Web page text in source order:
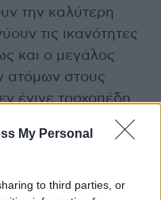
My Personal
to third parties, or
την καλύτερη
τις ικανότητες
και ο μεγάλος
ατόμων στους
έγινε τροχοπέδη